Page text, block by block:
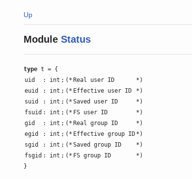
Up
Module Status
type t = {
uid
: int ; (* Real user ID
*)
euid
: int ; (* Effective user ID
*)
suid
: int ; (* Saved user ID
*)
fsuid : int ; (* FS user ID
*)
gid
: int ; (* Real group ID
*)
egid
: int ; (* Effective group ID *)
sgid
: int ; (* Saved group ID
*)
fsgid : int ; (* FS group ID
*)
}